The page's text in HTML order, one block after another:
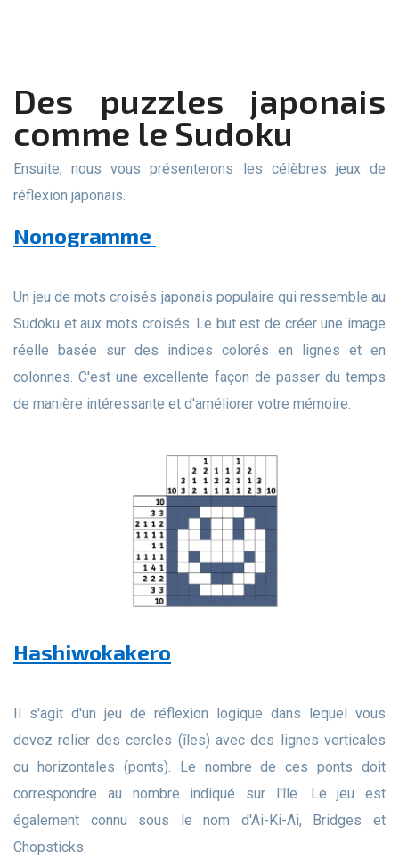
Des puzzles japonais
comme le Sudoku
Ensuite, nous vous présenterons les célèbres jeux de
réflexion japonais.
Nonogramme
Un jeu de mots croisés japonais populaire qui ressemble au
Sudoku et aux mots croisés. Le but est de créer une image
réelle basée sur des indices colorés en lignes et en
colonnes. C'est une excellente façon de passer du temps
de manière intéressante et d'améliorer votre mémoire.
Hashiwokakero
Il s'agit d'un jeu de réflexion logique dans lequel vous
devez relier des cercles (îles) avec des lignes verticales
ou horizontales (ponts). Le nombre de ces ponts doit
correspondre au nombre indiqué sur l'île. Le jeu est
également connu sous le nom d'Ai-Ki-Ai, Bridges et
Chopsticks.